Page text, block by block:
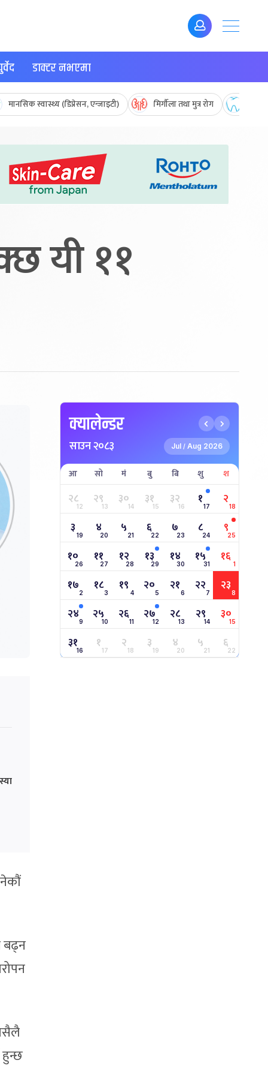
डाक्टर नभएमा
मानसिक स्वास्थ्य (डिप्रेसन, एन्जाइटी) मिर्गौला तथा मुत्र रोग
यी ११
बढ्न
क्यालेन्डर
साउन २०८३ Jul / Aug 2026
आ सो मं बु बि शु श
२८12 २९13 ३०14 ३१15 ३२16 १17 २18
३ 19 ४20 ५ 21 ६22 ७23 ८24 ९25
१०26 ११27 १२28 १३29 १४30 १५31 १६ 1
१७2 १८3 १९ 4 २०5 २१6 २२7 २३8
२४9 २५10 २६11 २७12 २८13 २९14 ३०15
३१16 १17 २18 ३19 ४20 ५21 ६22